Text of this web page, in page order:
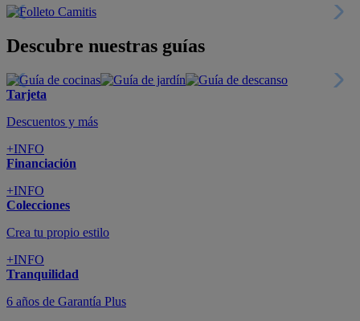
Descubre nuestras guías
Tarjeta
Descuentos y más
+INFO
Financiación
+INFO
Colecciones
Crea tu propio estilo
+INFO
Tranquilidad
6 años de Garantía Plus